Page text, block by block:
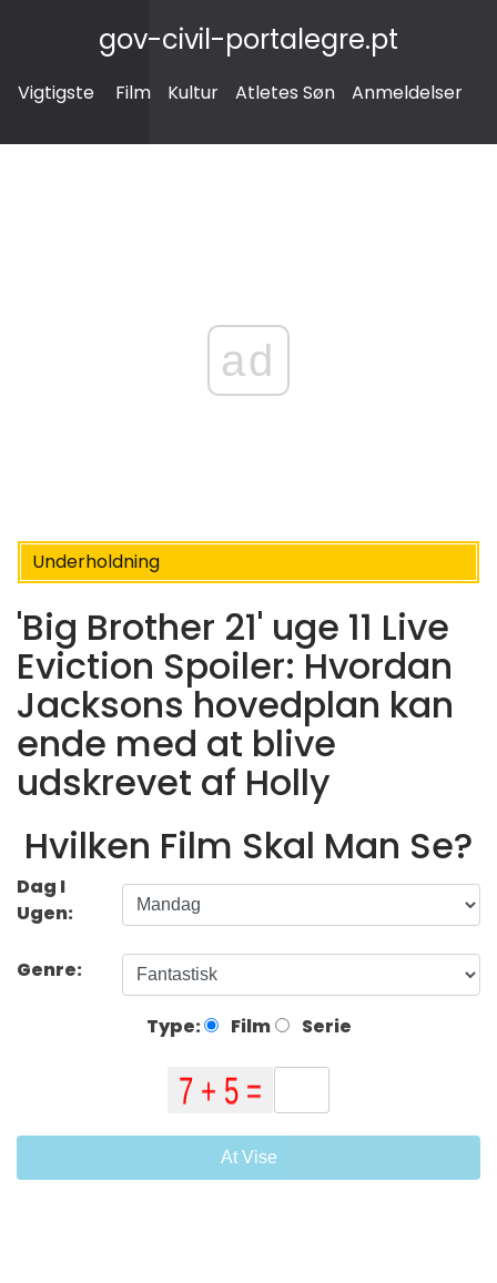
gov-civil-portalegre.pt
Vigtigste Film Kultur Atletes Søn Anmeldelser
ad
Underholdning
'Big Brother 21' uge 11 Live
Eviction Spoiler: Hvordan
Jacksons hovedplan kan
ende med at blive
udskrevet af Holly
Hvilken Film Skal Man Se?
Dag I
Ugen:
Genre:
Type: Film Serie
At Vise